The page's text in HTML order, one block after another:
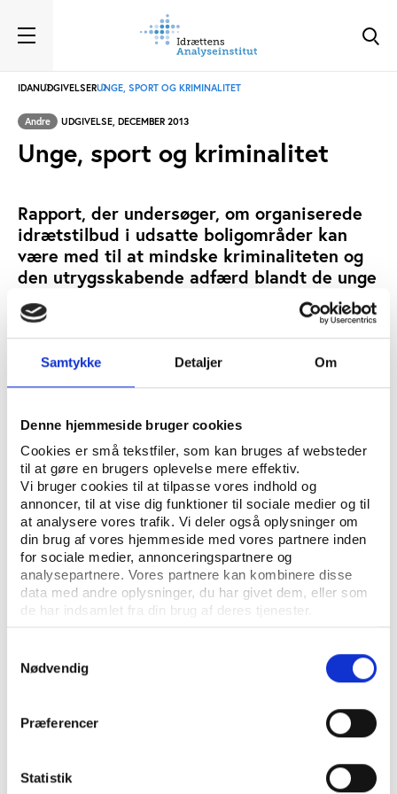
Samtykke Detaljer Om
Denne hjemmeside bruger cookies
Cookies er små tekstfiler, som kan bruges af websteder
til at gøre en brugers oplevelse mere effektiv.
Vi bruger cookies til at tilpasse vores indhold og
annoncer, til at vise dig funktioner til sociale medier og til
at analysere vores trafik. Vi deler også oplysninger om
din brug af vores hjemmeside med vores partnere inden
for sociale medier, annonceringspartnere og
analysepartnere. Vores partnere kan kombinere disse
data med andre oplysninger, du har givet dem, eller som
de har indsamlet fra din brug af deres tjenester.
Nødvendig
Præferencer
Statistik
IDANUDGIVELSERUNGE, SPORT OG KRIMINALITET
Andre UDGIVELSE, DECEMBER 2013
Unge, sport og kriminalitet
Rapport, der undersøger, om organiserede
idrætstilbud i udsatte boligområder kan
være med til at mindske kriminaliteten og
den utrygsskabende adfærd blandt de unge
i disse boligområder.
SKREVET AF: JONAS LINDSTAD
NØGLEORD: MOTIONSIDRÆT FORENINGSLIV OG FRIVILLIGHED
ÅBN RAPPORT
UDGIVER: CENTER FOR BOLIGSOCIAL UDVIKLING
ANTAL SIDER: 41
ISBN: 978-87-92798-25-1
KONTAKT OS